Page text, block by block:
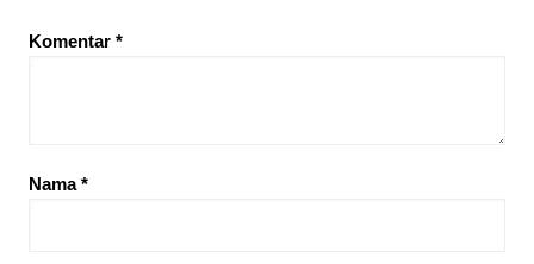
Komentar *
Nama*